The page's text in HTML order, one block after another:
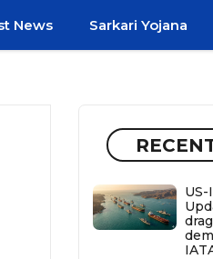
News Sarkari Yojana